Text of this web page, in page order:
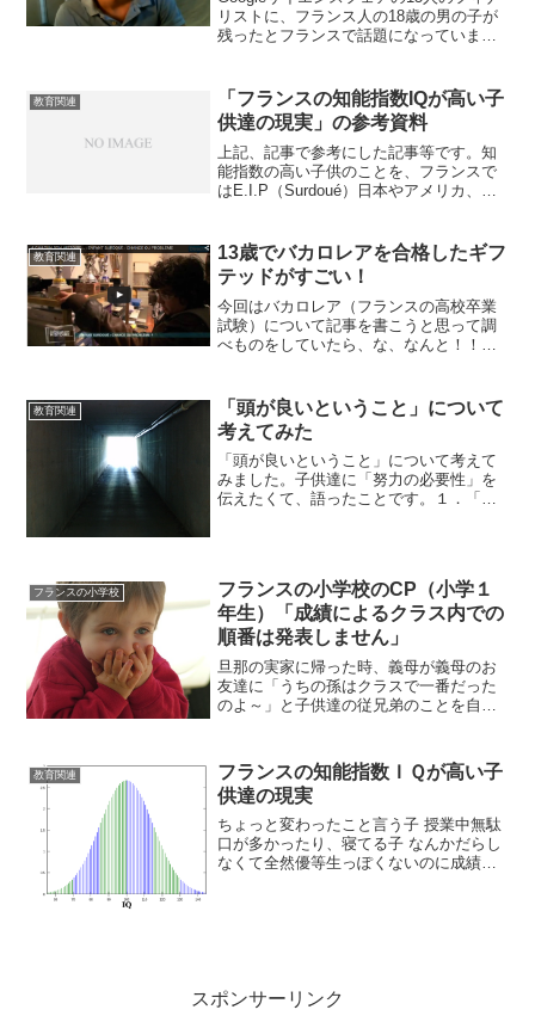
リストに、フランス人の18歳の男の子が
残ったとフランスで話題になっていま
～18歳の子供が参...
教育関連
「フランスの知能指数IQが高い子
供達の現実」の参考資料
上記、記事で参考にした記事等です。知
能指数の高い子供のことを、フランスで
はE.I.P（Surdoué）日本やアメリカ、イ
とめられているフランスの資料◯ RE...
教育関連
13歳でバカロレアを合格したギフ
テッドがすごい！
今回はバカロレア（フランスの高校卒業
試験）について記事を書こうと思って調
べものをしていたら、な、なんと！！ニ
「18,47/20」で「mention très bi...
教育関連
「頭が良いということ」について
考えてみた
「頭が良いということ」について考えて
みました。子供達に「努力の必要性」を
伝えたくて、語ったことです。１．「頭
の中に知識を詰められた...
フランスの小学校
フランスの小学校のCP（小学１
年生）「成績によるクラス内での
順番は発表しません」
旦那の実家に帰った時、義母が義母のお
友達に「うちの孫はクラスで一番だった
のよ～」と子供達の従兄弟のことを自慢
ちの子も、今回は１番だったのよ～この
前２番だったからすっごい...
教育関連
フランスの知能指数ＩＱが高い子
供達の現実
ちょっと変わったこと言う子 授業中無駄
口が多かったり、寝てる子 なんかだらし
なくて全然優等生っぽくないのに成績が
スポンサーリンク